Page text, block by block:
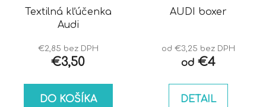
Textilná kľúčenka
Audi
€2,85 bez DPH
€3,50
DO KOŠÍKA
AUDI boxer
od €3,25 bez DPH
od€4
DETAIL